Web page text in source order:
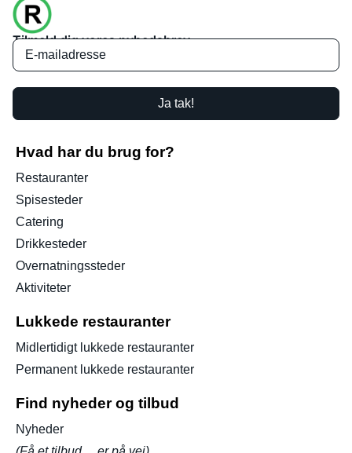
Tilmeld dig vores nyhedsbrev
Ja tak!
Hvad har du brug for?
Restauranter
Spisesteder
Catering
Drikkesteder
Overnatningssteder
Aktiviteter
Lukkede restauranter
Midlertidigt lukkede restauranter
Permanent lukkede restauranter
Find nyheder og tilbud
Nyheder